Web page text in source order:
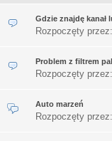
Gdzie znajdę kanał
Rozpoczęty przez:
Problem z filtrem
Rozpoczęty przez:
Auto marzeń
Rozpoczęty przez: